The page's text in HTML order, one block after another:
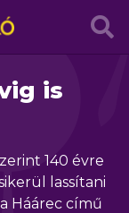
is
140 évre
lassítani
Háárec című